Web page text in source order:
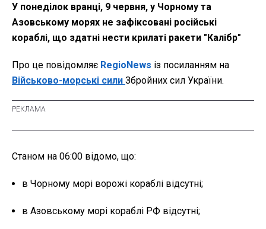
У понеділок вранці, 9 червня, у Чорному та
Азовському морях не зафіксовані російські
кораблі, що здатні нести крилаті ракети "Калібр"
Про це повідомляє RegioNews із посиланням на
Військово-морські сили Збройних сил України.
Станом на 06:00 відомо, що:
в Чорному морі ворожі кораблі відсутні;
в Азовському морі кораблі РФ відсутні;